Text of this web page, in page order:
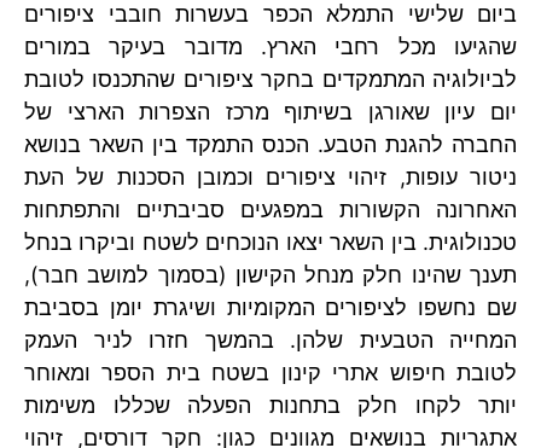
ביום שלישי התמלא הכפר בעשרות חובבי ציפורים
שהגיעו מכל רחבי הארץ. מדובר בעיקר במורים
לביולוגיה המתמקדים בחקר ציפורים שהתכנסו לטובת
יום עיון שאורגן בשיתוף מרכז הצפרות הארצי של
החברה להגנת הטבע. הכנס התמקד בין השאר בנושא
ניטור עופות, זיהוי ציפורים וכמובן הסכנות של העת
האחרונה הקשורות במפגעים סביבתיים והתפתחות
טכנולוגית. בין השאר יצאו הנוכחים לשטח וביקרו בנחל
תענך שהינו חלק מנחל הקישון (בסמוך למושב חבר),
שם נחשפו לציפורים המקומיות ושיגרת יומן בסביבת
המחייה הטבעית שלהן. בהמשך חזרו לניר העמק
לטובת חיפוש אתרי קינון בשטח בית הספר ומאוחר
יותר לקחו חלק בתחנות הפעלה שכללו משימות
אתגריות בנושאים מגוונים כגון: חקר דורסים, זיהוי